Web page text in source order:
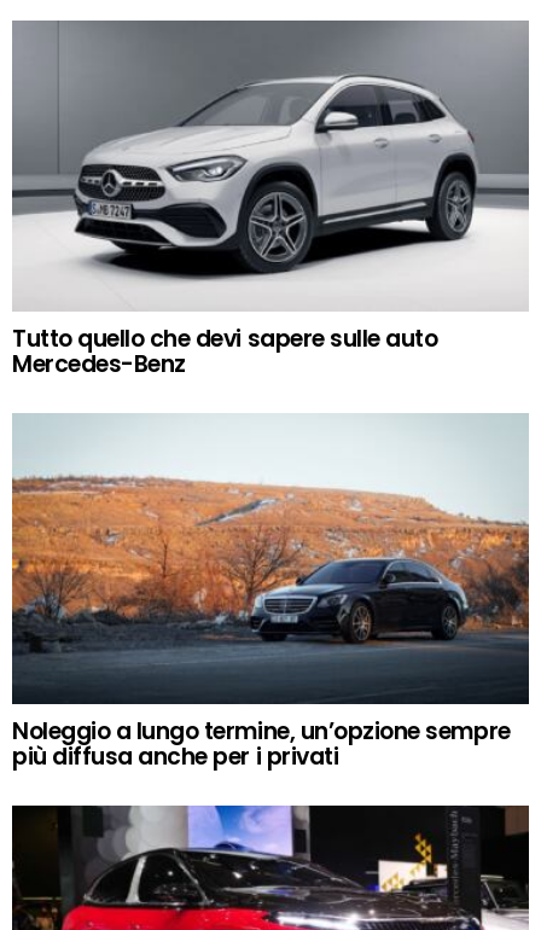
Tutto quello che devi sapere sulle auto
Mercedes-Benz
Noleggio a lungo termine, un’opzione sempre
più diffusa anche per i privati